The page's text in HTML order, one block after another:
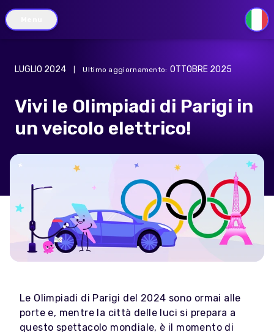
IT
LUGLIO 2024 Ultimo aggiornamento: OTTOBRE 2025
Vivi le Olimpiadi di Parigi in
un veicolo elettrico!
Le Olimpiadi di Parigi del 2024 sono ormai alle
porte e, mentre la città delle luci si prepara a
questo spettacolo mondiale, è il momento di